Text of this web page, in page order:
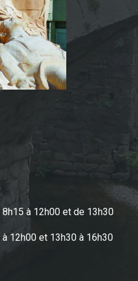
à 12h00 et de 13h30
12h00 et 13h30 à 16h30